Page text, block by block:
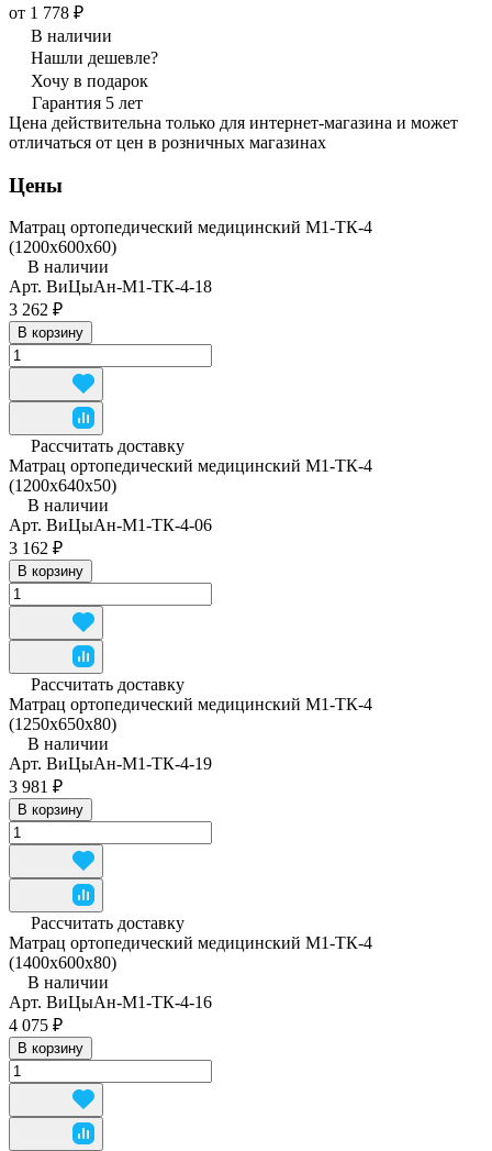
от 1 778 ₽
В наличии
Нашли дешевле?
Хочу в подарок
Гарантия 5 лет
Цена действительна только для интернет-магазина и может
отличаться от цен в розничных магазинах
Цены
Матрац ортопедический медицинский М1-ТК-4
(1200x600x60)
В наличии
Арт. ВиЦыАн-М1-ТК-4-18
3 262 ₽
В корзину
Рассчитать доставку
Матрац ортопедический медицинский М1-ТК-4
(1200x640x50)
В наличии
Арт. ВиЦыАн-М1-ТК-4-06
3 162 ₽
В корзину
Рассчитать доставку
Матрац ортопедический медицинский М1-ТК-4
(1250x650x80)
В наличии
Арт. ВиЦыАн-М1-ТК-4-19
3 981 ₽
В корзину
Рассчитать доставку
Матрац ортопедический медицинский М1-ТК-4
(1400x600x80)
В наличии
Арт. ВиЦыАн-М1-ТК-4-16
4 075 ₽
В корзину